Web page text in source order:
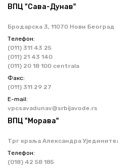
ВПЦ "Сава-Дунав"
Бродарска 3, 11070 Нови Београд
Телефон:
(011) 311 43 25
(011) 21 43 140
(011) 20 18 100 centrala
Факс:
(011) 311 29 27
Е-mail:
vpcsavadunav@srbijavode.rs
ВПЦ "Морава"
Трг краља Александра
Телефон:
(018) 42 58 185